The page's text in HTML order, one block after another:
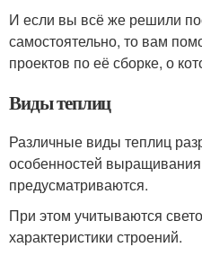
И если вы всё же решили
самостоятельно, то вам
проектов по её сборке, о
Виды теплиц
Различные виды теплиц
особенностей
предусматриваются.
При этом учитываются
характеристики строений.